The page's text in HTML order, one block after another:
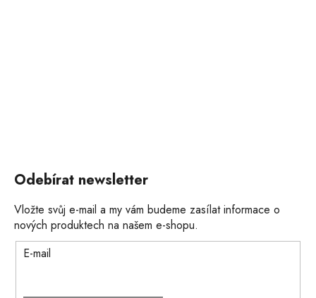
Odebírat newsletter
Vložte svůj e-mail a my vám budeme zasílat informace o
nových produktech na našem e-shopu.
E-mail